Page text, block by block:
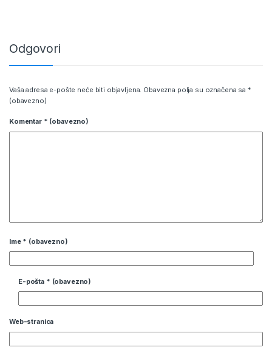
Odgovori
Vaša adresa e-pošte neće biti objavljena. Obavezna polja su označena sa *
(obavezno)
Komentar * (obavezno)
Ime * (obavezno)
E-pošta * (obavezno)
Web-stranica